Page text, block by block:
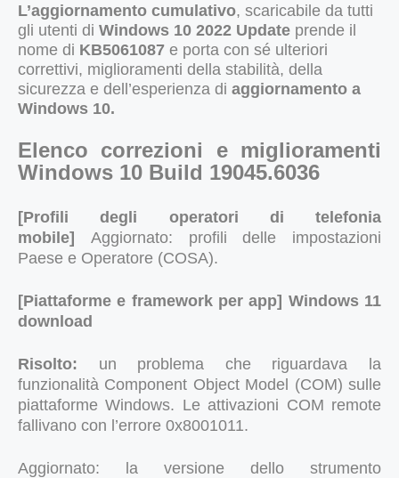
L’aggiornamento cumulativo, scaricabile da tutti
gli utenti di Windows 10 2022 Update prende il
nome di KB5061087 e porta con sé ulteriori
correttivi, miglioramenti della stabilità, della
sicurezza e dell’esperienza di aggiornamento a
Windows 10.
Elenco correzioni e miglioramenti
Windows 10 Build 19045.6036
[Profili degli operatori di telefonia
mobile] Aggiornato: profili delle impostazioni
Paese e Operatore (COSA).
[Piattaforme e framework per app] Windows 11
download
Risolto: un problema che riguardava la
funzionalità Component Object Model (COM) sulle
piattaforme Windows. Le attivazioni COM remote
fallivano con l’errore 0x8001011.
Aggiornato: la versione dello strumento